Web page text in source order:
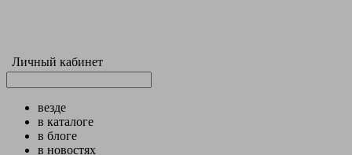
Личный кабинет
везде
в каталоге
в блоге
в новостях